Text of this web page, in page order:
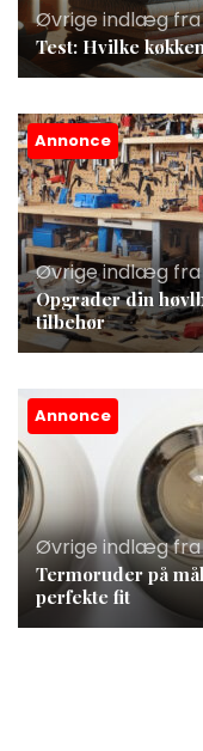
Øvrige indlæg fra
Test: Hvilke
Annonce
Øvrige indlæg fra
Opgrader din
tilbehør
Annonce
Øvrige indlæg fra
Termoruder på
perfekte fit